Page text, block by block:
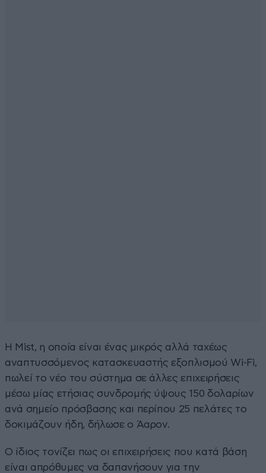
Η Mist, η οποία είναι ένας μικρός αλλά ταχέως
αναπτυσσόμενος κατασκευαστής εξοπλισμού Wi-Fi,
πωλεί το νέο του σύστημα σε άλλες επιχειρήσεις
μέσω μίας ετήσιας συνδρομής ύψους 150 δολαρίων
ανά σημείο πρόσβασης και περίπου 25 πελάτες το
δοκιμάζουν ήδη, δήλωσε ο Άαρον.
Ο ίδιος τονίζει πως οι επιχειρήσεις που κατά βάση
είναι απρόθυμες να δαπανήσουν για την